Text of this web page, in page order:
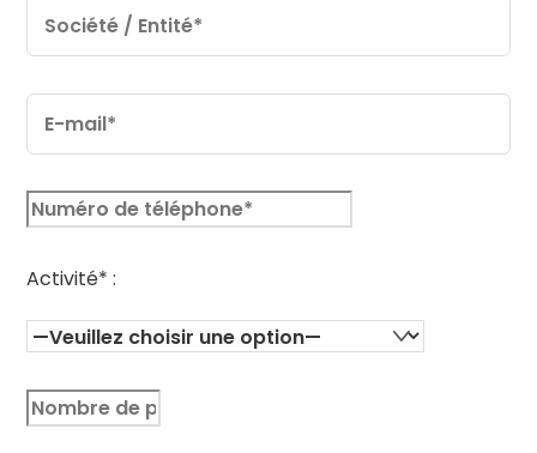
Activité* :